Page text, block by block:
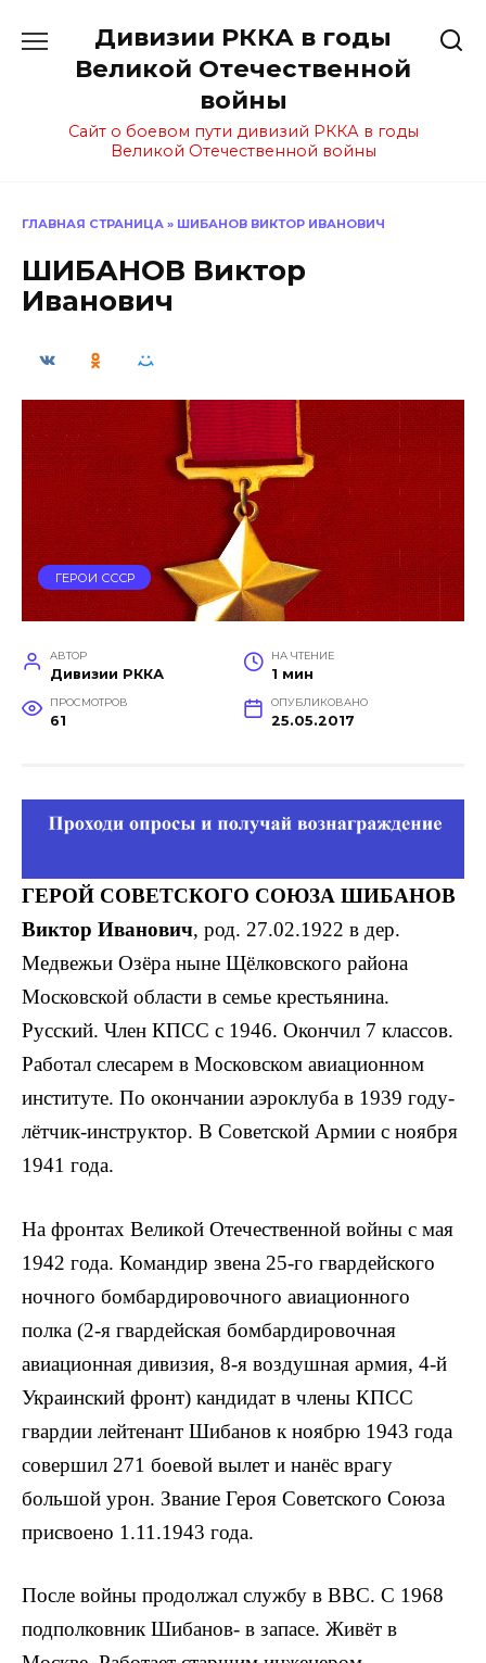
содержанию
Дивизии РККА в годы
Великой Отечественной
войны
Сайт о боевом пути дивизий РККА в годы
Великой Отечественной войны
ГЛАВНАЯ СТРАНИЦА » ШИБАНОВ ВИКТОР ИВАНОВИЧ
ШИБАНОВ Виктор
Иванович
ГЕРОИ СССР
АВТОР
Дивизии РККА
НА ЧТЕНИЕ
1 мин
ПРОСМОТРОВ
61
ОПУБЛИКОВАНО
25.05.2017
ГЕРОЙ СОВЕТСКОГО СОЮЗА ШИБАНОВ
Виктор Иванович, род. 27.02.1922 в дер.
Медвежьи Озёра ныне Щёлковского района
Московской области в семье крестьянина.
Русский. Член КПСС с 1946. Окончил 7 классов.
Работал сле­сарем в Московском авиационном
институте. По оконча­нии аэроклуба в 1939 году-
лётчик-инструктор. В Советской Армии с ноября
1941 года.
На фронтах Великой Отечественной войны с мая
1942 года. Командир звена 25-го гвардейского
ночного бомбардировочного авиационного
полка (2-я гвардейская бомбардировочная
авиационная дивизия, 8-я воздушная армия, 4-й
Украинский фронт) кандидат в члены КПСС
гвардии лейтенант Шибанов к ноябрю 1943 года
совершил 271 боевой вылет и нанёс врагу
большой урон. Звание Героя Советского Союза
присвоено 1.11.1943 года.
После войны продолжал службу в ВВС. С 1968
подполковник Шибанов- в запасе. Живёт в